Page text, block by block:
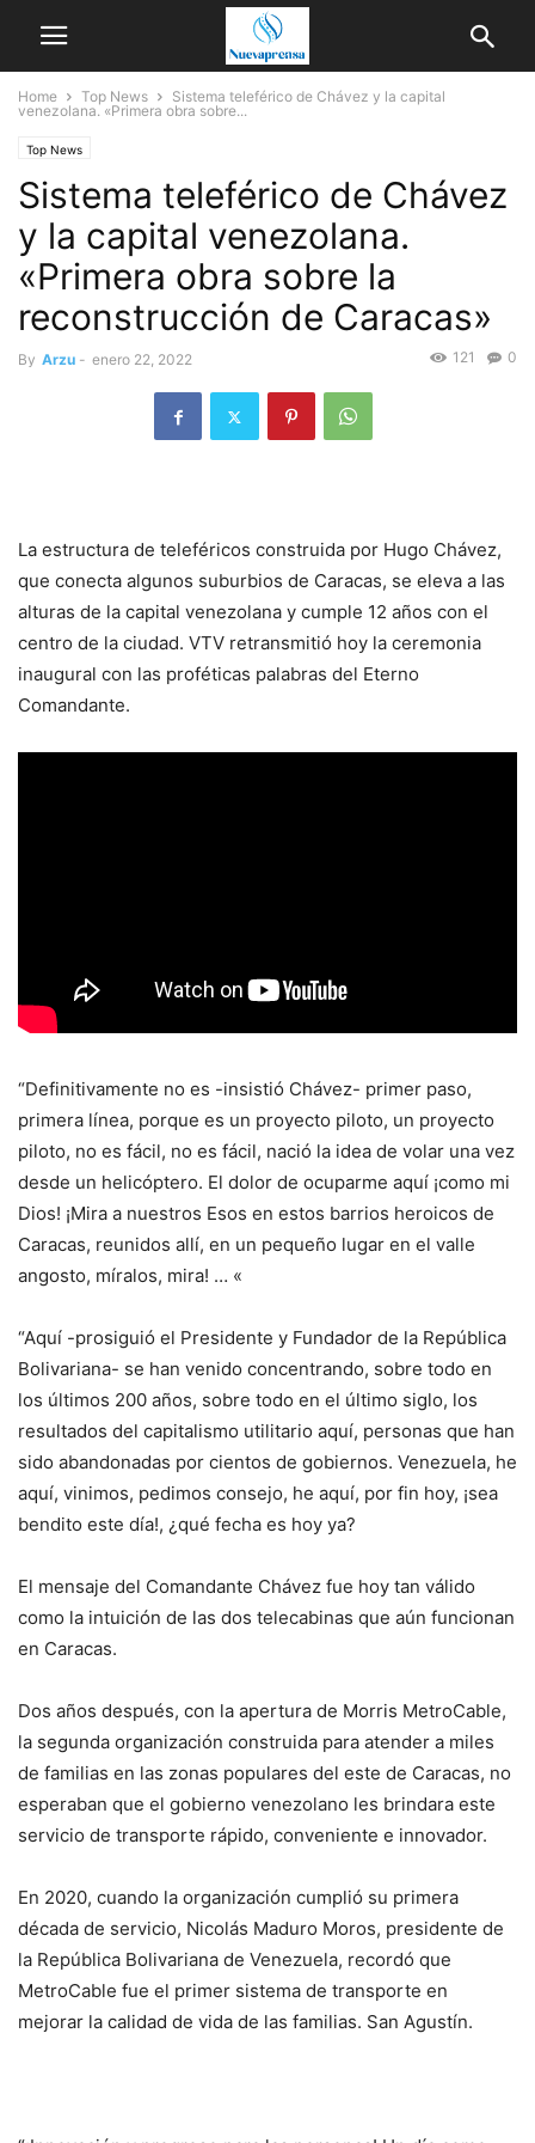
Home Top News
Sistema teleférico de Chávez y la capital
venezolana. «Primera obra sobre...
Top News
Sistema teleférico de Chávez
y la capital venezolana.
«Primera obra sobre la
reconstrucción de Caracas»
By Arzu - enero 22, 2022 0
121
La estructura de teleféricos construida por Hugo Chávez,
que conecta algunos suburbios de Caracas, se eleva a las
alturas de la capital venezolana y cumple 12 años con el
centro de la ciudad. VTV retransmitió hoy la ceremonia
inaugural con las proféticas palabras del Eterno
Comandante.
“Definitivamente no es -insistió Chávez- primer paso,
primera línea, porque es un proyecto piloto, un proyecto
piloto, no es fácil, no es fácil, nació la idea de volar una vez
desde un helicóptero. El dolor de ocuparme aquí ¡como mi
Dios! ¡Mira a nuestros Esos en estos barrios heroicos de
Caracas, reunidos allí, en un pequeño lugar en el valle
angosto, míralos, mira! … «
“Aquí -prosiguió el Presidente y Fundador de la República
Bolivariana- se han venido concentrando, sobre todo en
los últimos 200 años, sobre todo en el último siglo, los
resultados del capitalismo utilitario aquí, personas que han
sido abandonadas por cientos de gobiernos. Venezuela, he
aquí, vinimos, pedimos consejo, he aquí, por fin hoy, ¡sea
bendito este día!, ¿qué fecha es hoy ya?
El mensaje del Comandante Chávez fue hoy tan válido
como la intuición de las dos telecabinas que aún funcionan
en Caracas.
Dos años después, con la apertura de Morris MetroCable,
la segunda organización construida para atender a miles
de familias en las zonas populares del este de Caracas, no
esperaban que el gobierno venezolano les brindara este
servicio de transporte rápido, conveniente e innovador.
En 2020, cuando la organización cumplió su primera
década de servicio, Nicolás Maduro Moros, presidente de
la República Bolivariana de Venezuela, recordó que
MetroCable fue el primer sistema de transporte en
mejorar la calidad de vida de las familias. San Agustín.